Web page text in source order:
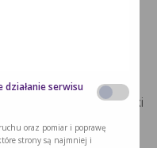
funkcja koordynatora
skierowany do
dotyczące
leczenia często
dotyczące opieki
działanie serwisu
oraz pomiar i poprawę
strony są najmniej i